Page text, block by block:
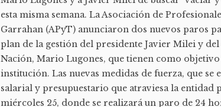
esta misma semana. La Asociación de
Garrahan (APyT) anunciaron dos nuevos paros
plan de la gestión del presidente Javier Milei y
Nación, Mario Lugones, que tienen como
institución. Las nuevas medidas de fuerza, que se
salarial y presupuestario que atraviesa la entidad
miércoles 25, donde se realizará un paro de 24